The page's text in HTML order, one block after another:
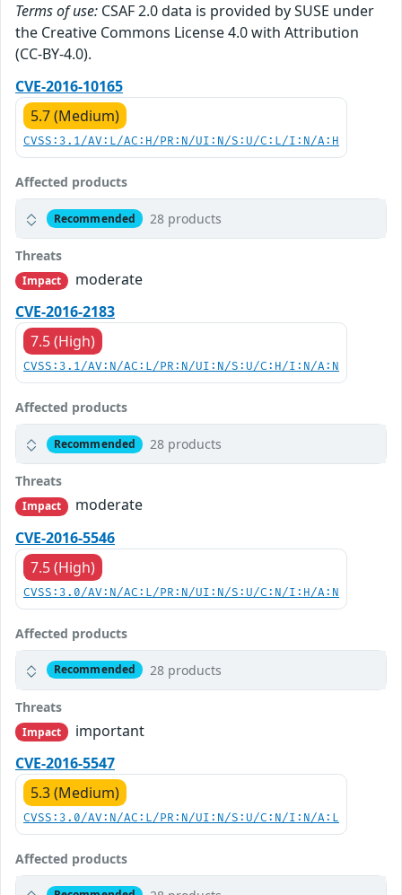
Terms of use: CSAF 2.0 data is provided by SUSE under
the Creative Commons License 4.0 with Attribution
(CC-BY-4.0).
CVE-2016-10165
5.7 (Medium)
CVSS:3.1/AV:L/AC:H/PR:N/UI:N/S:U/C:L/I:N/A:H
Affected products
Recommended 28 products
Threats
Impact
moderate
CVE-2016-2183
7.5 (High)
CVSS:3.1/AV:N/AC:L/PR:N/UI:N/S:U/C:H/I:N/A:N
Affected products
Recommended 28 products
Threats
Impact
moderate
CVE-2016-5546
7.5 (High)
CVSS:3.0/AV:N/AC:L/PR:N/UI:N/S:U/C:N/I:H/A:N
Affected products
Recommended 28 products
Threats
Impact
important
CVE-2016-5547
5.3 (Medium)
CVSS:3.0/AV:N/AC:L/PR:N/UI:N/S:U/C:N/I:N/A:L
Affected products